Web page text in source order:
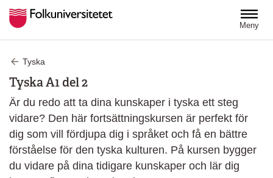
Meny
Tyska
Tyska A1 del 2
Är du redo att ta dina kunskaper i tyska ett steg
vidare? Den här fortsättningskursen är perfekt för
dig som vill fördjupa dig i språket och få en bättre
förståelse för den tyska kulturen. På kursen bygger
du vidare på dina tidigare kunskaper och lär dig